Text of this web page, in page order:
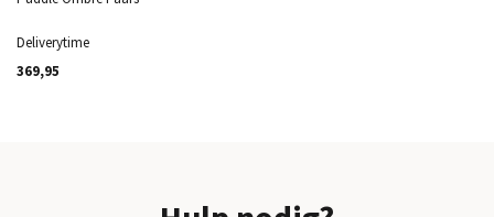
Deliverytime
369,95